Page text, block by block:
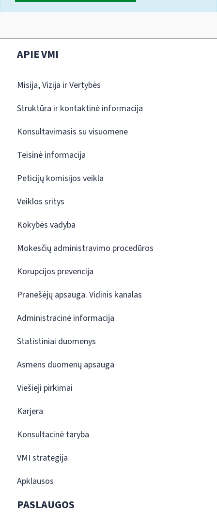
APIE VMI
Misija, Vizija ir Vertybės
Struktūra ir kontaktinė informacija
Konsultavimasis su visuomene
Teisinė informacija
Peticijų komisijos veikla
Veiklos sritys
Kokybės vadyba
Mokesčių administravimo procedūros
Korupcijos prevencija
Pranešėjų apsauga. Vidinis kanalas
Administracinė informacija
Statistiniai duomenys
Asmens duomenų apsauga
Viešieji pirkimai
Karjera
Konsultacinė taryba
VMI strategija
Apklausos
PASLAUGOS